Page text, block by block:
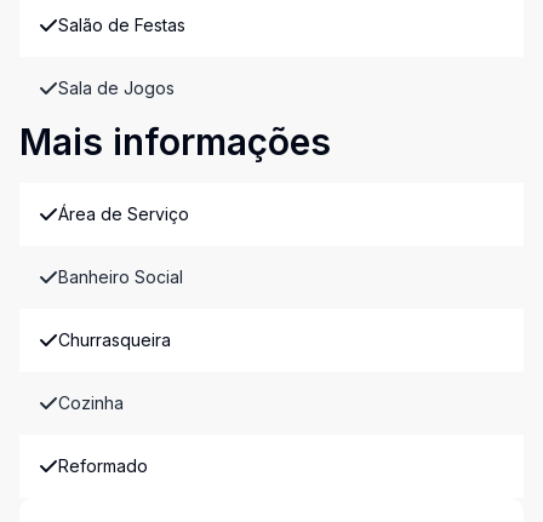
Salão de Festas
Sala de Jogos
Mais informações
Área de Serviço
Banheiro Social
Churrasqueira
Cozinha
Reformado